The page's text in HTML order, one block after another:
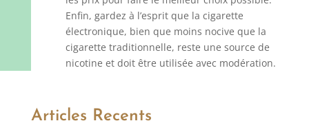
Enfin, gardez à l’esprit que la cigarette
électronique, bien que moins nocive que la
cigarette traditionnelle, reste une source de
nicotine et doit être utilisée avec modération.
Articles Recents